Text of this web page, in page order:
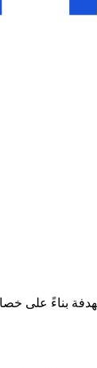
بناءً على